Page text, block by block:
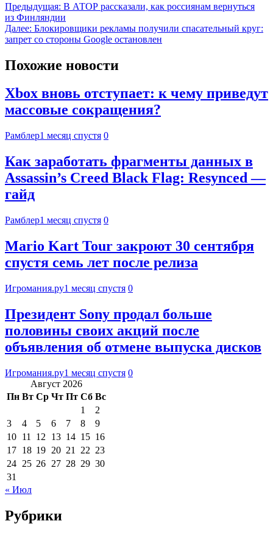
Предыдущая: В АТОР рассказали, как россиянам вернуться
из Финляндии
Далее: Блокировщики рекламы получили спасательный круг:
запрет со стороны Google остановлен
Похожие новости
Xbox вновь отступает: к чему приведут
массовые сокращения?
Рамблер1 месяц спустя 0
Как заработать фрагменты данных в
Assassin’s Creed Black Flag: Resynced —
гайд
Рамблер1 месяц спустя 0
Mario Kart Tour закроют 30 сентября
спустя семь лет после релиза
Игромания.ру1 месяц спустя 0
Президент Sony продал больше
половины своих акций после
объявления об отмене выпуска дисков
Игромания.ру1 месяц спустя 0
Август 2026
Пн Вт Ср Чт Пт Сб Вс
1
2
3
4 5 6 7 8
9
10 11 12 13 14 15 16
17 18 19 20 21 22 23
24 25 26 27 28 29 30
31
« Июл
Рубрики